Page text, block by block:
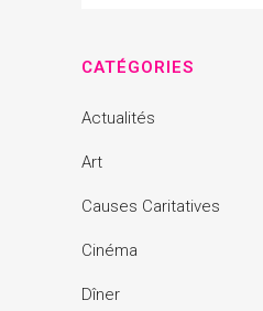
CATÉGORIES
Actualités
Art
Causes Caritatives
Cinéma
Dîner